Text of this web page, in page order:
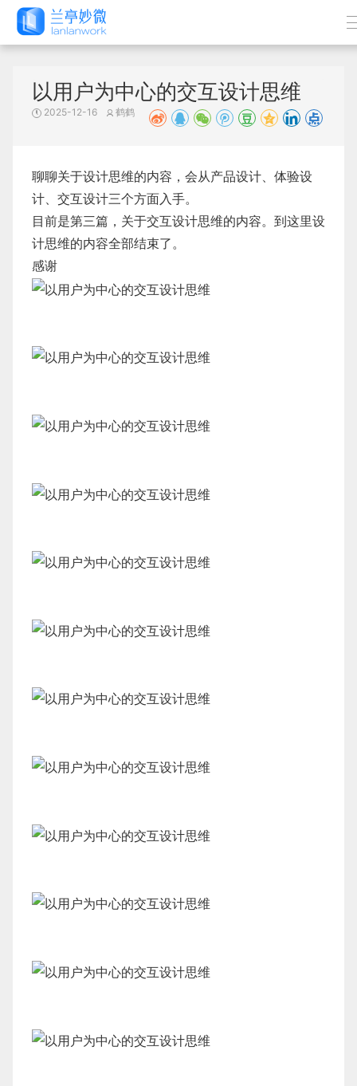
以用户为中心的交互设计思维
2025-12-16 鹤鹤
聊聊关于设计思维的内容，会从产品设计、体验设
计、交互设计三个方面入手。
目前是第三篇，关于交互设计思维的内容。到这里设
计思维的内容全部结束了。
感谢